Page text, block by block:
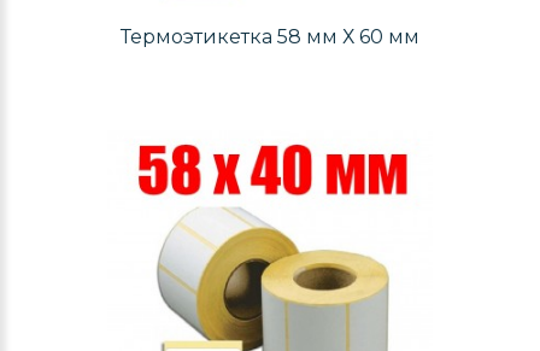
Термоэтикетка 58 мм Х 60 мм